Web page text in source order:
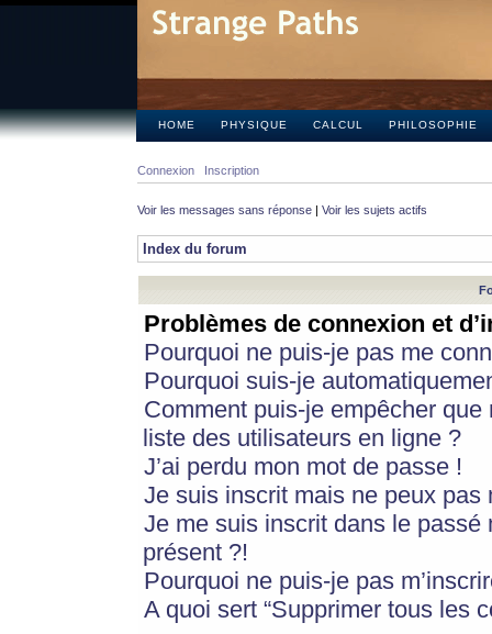
HOME PHYSIQUE CALCUL PHILOSOPHIE
Connexion Inscription
Voir les messages sans réponse | Voir les sujets actifs
Index du forum
Problèmes de connexion et
Pourquoi ne puis-je pas me
Pourquoi suis-je
Comment puis-je empêcher
liste des utilisateurs en ligne ?
J’ai perdu mon mot de passe !
Je suis inscrit mais ne peux pas
Je me suis inscrit dans le
présent ?!
Pourquoi ne puis-je pas
A quoi sert “Supprimer tous les